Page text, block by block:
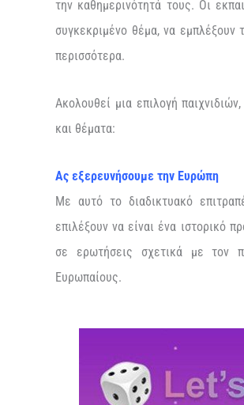
την καθημερινότητά τους. Οι
συγκεκριμένο θέμα, να
περισσότερα.
Ακολουθεί μια επιλογή
και θέματα:
Ας εξερευνήσουμε την Ευρώπη
Με αυτό το διαδικτυακό
επιλέξουν να είναι ένα ιστορικό
σε ερωτήσεις σχετικά με τον
Ευρωπαίους.